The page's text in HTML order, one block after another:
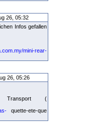
26, 05:32
Infos gefallen
mini-rear-
26, 05:26
(
quette-ete-que